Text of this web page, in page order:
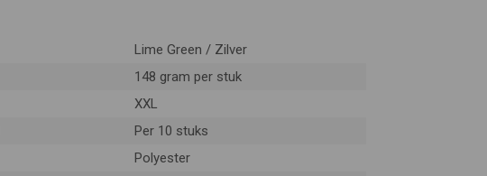
Lime Green / Zilver
148 gram per stuk
XXL
Per 10 stuks
Polyester